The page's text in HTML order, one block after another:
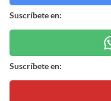
Suscríbete en:
Suscríbete en: